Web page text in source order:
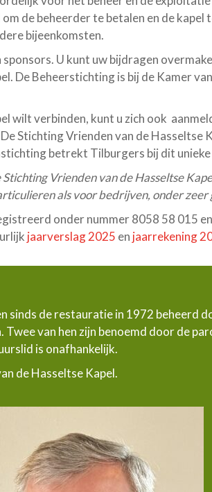
de beheerder te betalen en de
bijeenkomsten.
U kunt uw bijdragen
De Beheerstichting is bij de Kamer
wilt verbinden, kunt u zich ook
De Stichting Vrienden van de Hasseltse
betrekt Tilburgers bij dit
Vrienden van de Hasseltse
als voor bedrijven, onder
onder nummer 8058 58 015
jaarverslag 2025 en jaarrekening
sinds de restauratie in 1972 beheerd
van hen zijn benoemd door de
is onafhankelijk.
de Hasseltse Kapel.